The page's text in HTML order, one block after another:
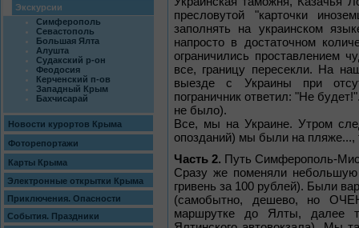
Экскурсии
Симферополь
Севастополь
Большая Ялта
Алушта
Судакский р-он
Феодосия
Керченский п-ов
Западный Крым
Бахчисарай
Новости курортов Крыма
Фоторепортажи
Карты Крыма
Электронные открытки Крыма
Приключения. Опасности
События. Праздники
пресловутой "карточки
заполнять на украинском
напросто в достаточном
ограничились проставлением
все, границу пересекли. На
выезде с Украины при
пограничник ответил: "Не
не было).
Все, мы на Украине. Утром
опозданий) мы были на
Часть 2. Путь Симферополь-
Сразу же поменяли
гривень за 100 рублей). Были
(самобытно, дешево, но
маршрутке до Ялты, далее